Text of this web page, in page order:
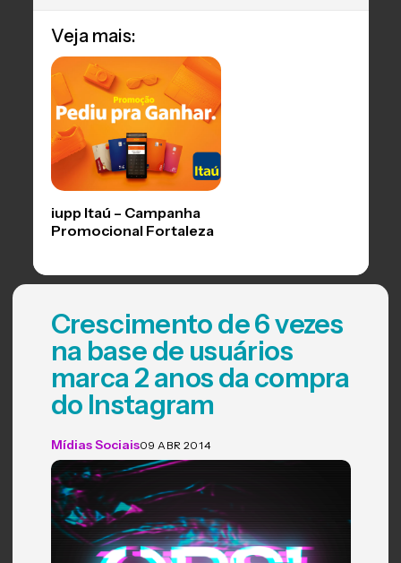
Veja mais:
iupp Itaú – Campanha
Promocional Fortaleza
Crescimento de 6 vezes
na base de usuários
marca 2 anos da compra
do Instagram
Mídias Sociais09 ABR 2014